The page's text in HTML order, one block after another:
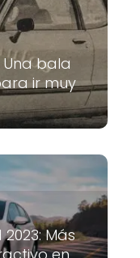
Una bala
ir muy
Más